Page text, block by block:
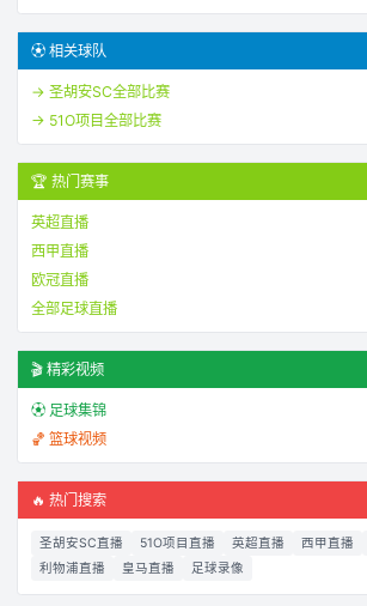
⚽ 相关球队
→ 圣胡安SC全部比赛
→ 51O项目全部比赛
🏆 热门赛事
英超直播
西甲直播
欧冠直播
全部足球直播
🎬 精彩视频
⚽ 足球集锦
🏀 篮球视频
🔥 热门搜索
圣胡安SC直播 51O项目直播 英超直播 西甲直播
利物浦直播
皇马直播 足球录像